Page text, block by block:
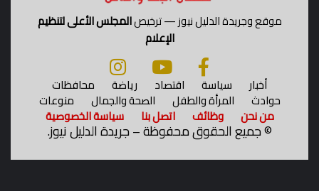
موقع وجريدة الدليل نيوز — ترخيصالمجلس الأعلى لتنظيم
الإعلام
أخبار سياسة اقتصاد رياضة محافظات
حوادث المرأة والطفل الصحة والجمال منوعات
من نحن وظائف اتصل بنا سياسة الخصوصية
©جميع الحقوق محفوظة – جريدة الدليل نيوز.